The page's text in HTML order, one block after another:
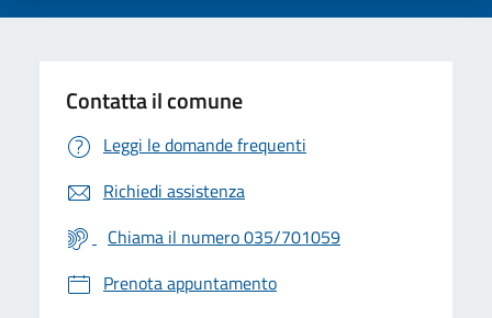
Contatta il comune
Leggi le domande frequenti
Richiedi assistenza
Chiama il numero 035/701059
Prenota appuntamento